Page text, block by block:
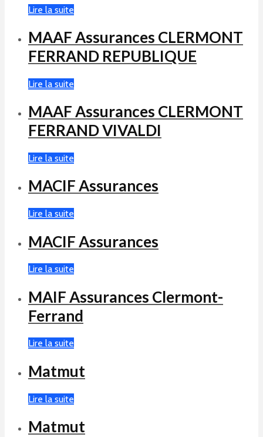
Lire la suite
MAAF Assurances CLERMONT
FERRAND REPUBLIQUE
Lire la suite
MAAF Assurances CLERMONT
FERRAND VIVALDI
Lire la suite
MACIF Assurances
Lire la suite
MACIF Assurances
Lire la suite
MAIF Assurances Clermont-
Ferrand
Lire la suite
Matmut
Lire la suite
Matmut